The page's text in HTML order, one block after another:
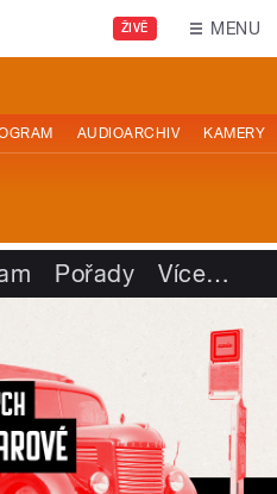
ŽIVĚ MENU
AUDIOARCHIV KAMERY
Pořady Více…